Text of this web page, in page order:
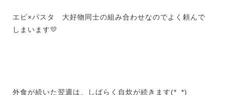
エビ×パスタ 大好物同士の組み合わせなのでよく頼んで
しまいます💛
外食が続いた翌週は、しばらく自炊が続きます(*_*)